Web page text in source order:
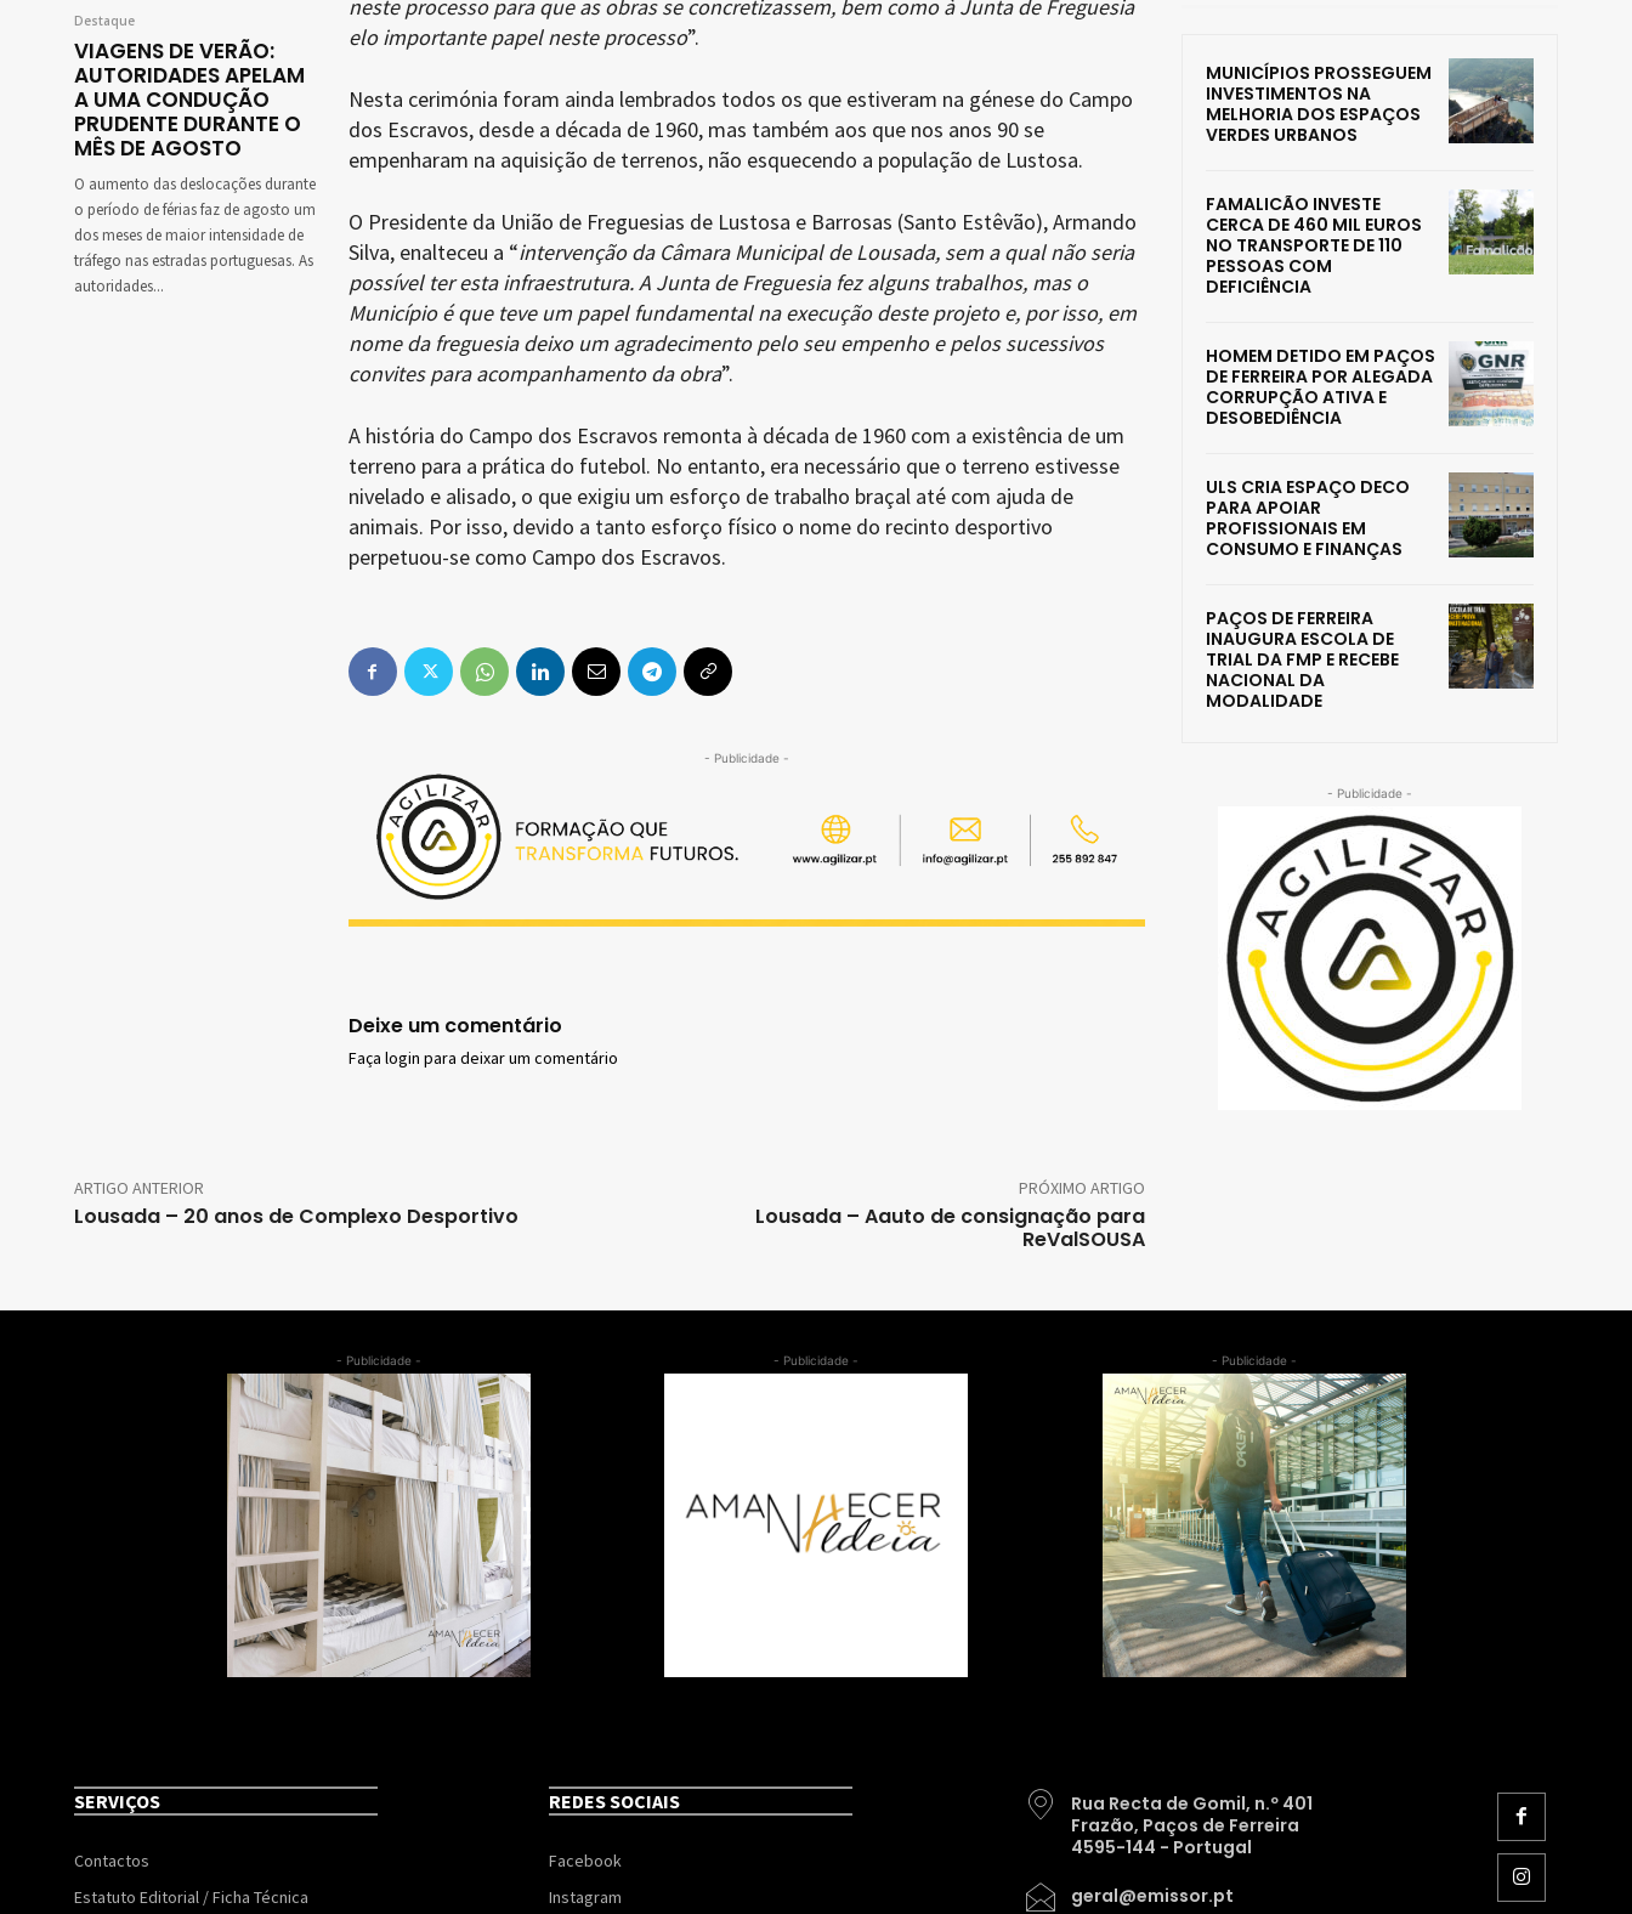
Destaque
VIAGENS DE VERÃO:
AUTORIDADES APELAM
A UMA CONDUÇÃO
PRUDENTE DURANTE O
MÊS DE AGOSTO
O aumento das deslocações durante
o período de férias faz de agosto um
dos meses de maior intensidade de
tráfego nas estradas portuguesas. As
autoridades...
neste processo para que as obras se concretizassem, bem como à Junta de Freguesia
elo importante papel neste processo”.
Nesta cerimónia foram ainda lembrados todos os que estiveram na génese do Campo
dos Escravos, desde a década de 1960, mas também aos que nos anos 90 se
empenharam na aquisição de terrenos, não esquecendo a população de Lustosa.
O Presidente da União de Freguesias de Lustosa e Barrosas (Santo Estêvão), Armando
Silva, enalteceu a “intervenção da Câmara Municipal de Lousada, sem a qual não seria
possível ter esta infraestrutura. A Junta de Freguesia fez alguns trabalhos, mas o
Município é que teve um papel fundamental na execução deste projeto e, por isso, em
nome da freguesia deixo um agradecimento pelo seu empenho e pelos sucessivos
convites para acompanhamento da obra”.
A história do Campo dos Escravos remonta à década de 1960 com a existência de um
terreno para a prática do futebol. No entanto, era necessário que o terreno estivesse
nivelado e alisado, o que exigiu um esforço de trabalho braçal até com ajuda de
animais. Por isso, devido a tanto esforço físico o nome do recinto desportivo
perpetuou-se como Campo dos Escravos.
- Publicidade -
Deixe um comentário
Faça login para deixar um comentário
ARTIGO ANTERIOR
Lousada – 20 anos de Complexo Desportivo
PRÓXIMO ARTIGO
Lousada – Aauto de consignação para
ReValSOUSA
MUNICÍPIOS PROSSEGUEM
INVESTIMENTOS NA
MELHORIA DOS ESPAÇOS
VERDES URBANOS
FAMALICÃO INVESTE
CERCA DE 460 MIL EUROS
NO TRANSPORTE DE 110
PESSOAS COM
DEFICIÊNCIA
HOMEM DETIDO EM PAÇOS
DE FERREIRA POR ALEGADA
CORRUPÇÃO ATIVA E
DESOBEDIÊNCIA
ULS CRIA ESPAÇO DECO
PARA APOIAR
PROFISSIONAIS EM
CONSUMO E FINANÇAS
PAÇOS DE FERREIRA
INAUGURA ESCOLA DE
TRIAL DA FMP E RECEBE
NACIONAL DA
MODALIDADE
- Publicidade -
- Publicidade - - Publicidade - - Publicidade -
SERVIÇOS
Contactos
Estatuto Editorial / Ficha Técnica
REDES SOCIAIS
Facebook
Instagram
Rua Recta de Gomil, n.º 401
Frazão, Paços de Ferreira
4595-144 - Portugal
geral@emissor.pt